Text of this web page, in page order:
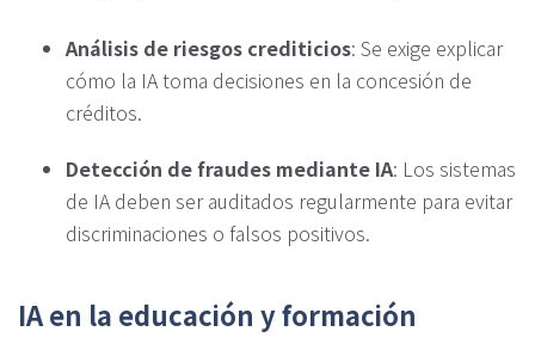
Análisis de riesgos crediticios: Se exige explicar
cómo la IA toma decisiones en la concesión de
créditos.
Detección de fraudes mediante IA: Los sistemas
de IA deben ser auditados regularmente para evitar
discriminaciones o falsos positivos.
IA en la educación y formación